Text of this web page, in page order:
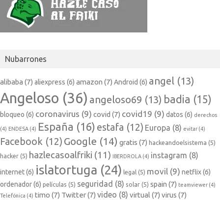
Nubarrones
alibaba (7) aliexpress (6) amazon (7) Android (6) angel (13)
Angeloso (36) angeloso69 (13) badia (15)
bloqueo (6) coronavirus (9) covid (7) covid19 (9) datos (6) derechos
(4) ENDESA (4) España (16) estafa (12) Europa (8) evitar (4)
Facebook (12) Google (14) gratis (7) hackeandoelsistema (5)
hacker (5) hazlecasoalfriki (11) IBERDROLA (4) instagram (8)
internet(6) islatortuga (24) legal (5) movil (9) netflix(6)
ordenador(6) películas (5) seguridad (8) solar (5) spain (7) teamviewer (4)
Telefónica (4) timo (7) Twitter(7) video (8) virtual (7) virus (7)